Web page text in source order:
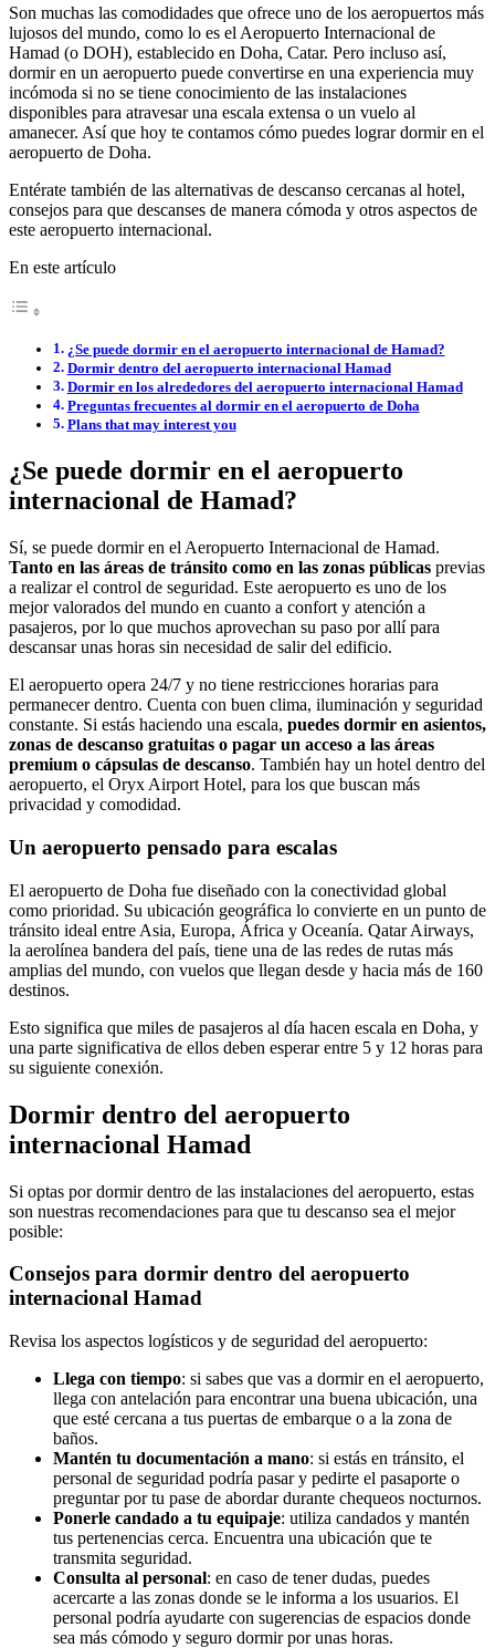
Son muchas las comodidades que ofrece uno de los aeropuertos más
lujosos del mundo, como lo es el Aeropuerto Internacional de
Hamad (o DOH), establecido en Doha, Catar. Pero incluso así,
dormir en un aeropuerto puede convertirse en una experiencia muy
incómoda si no se tiene conocimiento de las instalaciones
disponibles para atravesar una escala extensa o un vuelo al
amanecer. Así que hoy te contamos cómo puedes lograr dormir en el
aeropuerto de Doha.
Entérate también de las alternativas de descanso cercanas al hotel,
consejos para que descanses de manera cómoda y otros aspectos de
este aeropuerto internacional.
En este artículo
¿Se puede dormir en el aeropuerto internacional de Hamad?
Dormir dentro del aeropuerto internacional Hamad
Dormir en los alrededores del aeropuerto internacional Hamad
Preguntas frecuentes al dormir en el aeropuerto de Doha
Plans that may interest you
¿Se puede dormir en el aeropuerto
internacional de Hamad?
Sí, se puede dormir en el Aeropuerto Internacional de Hamad.
Tanto en las áreas de tránsito como en las zonas públicas previas
a realizar el control de seguridad. Este aeropuerto es uno de los
mejor valorados del mundo en cuanto a confort y atención a
pasajeros, por lo que muchos aprovechan su paso por allí para
descansar unas horas sin necesidad de salir del edificio.
El aeropuerto opera 24/7 y no tiene restricciones horarias para
permanecer dentro. Cuenta con buen clima, iluminación y seguridad
constante. Si estás haciendo una escala, puedes dormir en asientos,
zonas de descanso gratuitas o pagar un acceso a las áreas
premium o cápsulas de descanso. También hay un hotel dentro del
aeropuerto, el Oryx Airport Hotel, para los que buscan más
privacidad y comodidad.
Un aeropuerto pensado para escalas
El aeropuerto de Doha fue diseñado con la conectividad global
como prioridad. Su ubicación geográfica lo convierte en un punto de
tránsito ideal entre Asia, Europa, África y Oceanía. Qatar Airways,
la aerolínea bandera del país, tiene una de las redes de rutas más
amplias del mundo, con vuelos que llegan desde y hacia más de 160
destinos.
Esto significa que miles de pasajeros al día hacen escala en Doha, y
una parte significativa de ellos deben esperar entre 5 y 12 horas para
su siguiente conexión.
Dormir dentro del aeropuerto
internacional Hamad
Si optas por dormir dentro de las instalaciones del aeropuerto, estas
son nuestras recomendaciones para que tu descanso sea el mejor
posible:
Consejos para dormir dentro del aeropuerto
internacional Hamad
Revisa los aspectos logísticos y de seguridad del aeropuerto:
Llega con tiempo: si sabes que vas a dormir en el aeropuerto,
llega con antelación para encontrar una buena ubicación, una
que esté cercana a tus puertas de embarque o a la zona de
baños.
Mantén tu documentación a mano: si estás en tránsito, el
personal de seguridad podría pasar y pedirte el pasaporte o
preguntar por tu pase de abordar durante chequeos nocturnos.
Ponerle candado a tu equipaje: utiliza candados y mantén
tus pertenencias cerca. Encuentra una ubicación que te
transmita seguridad.
Consulta al personal: en caso de tener dudas, puedes
acercarte a las zonas donde se le informa a los usuarios. El
personal podría ayudarte con sugerencias de espacios donde
sea más cómodo y seguro dormir por unas horas.